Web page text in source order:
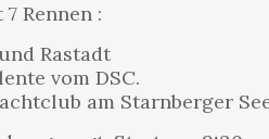
Rennen :
Rastadt
vom DSC.
am Starnberger